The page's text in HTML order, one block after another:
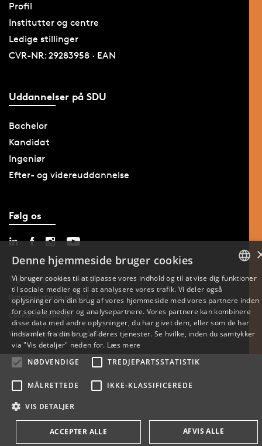
Profil
Institutter og centre
Ledige stillinger
CVR-NR: 29283958 · EAN
Uddannelser på SDU
Bachelor
Kandidat
Ingeniør
Efter- og videreuddannelse
Følg os
Tilgængelighedserklæring
Databeskyttelse på SDU
Cookie-indstillinger
Whistleblowerordning på SDU
ENGLISH
Denne hjemmeside bruger cookies
Vi bruger cookies til at tilpasse vores indhold og til at vise dig funktioner
til sociale medier og til at analysere vores trafik. Vi deler også
oplysninger om din brug af vores hjemmeside med vores partnere inden
for sociale medier og analysepartnere. Vores partnere kan kombinere
disse data med andre oplysninger, du har givet dem, eller som de har
indsamlet fra din brug af deres tjenester. Se hvilke, inden du samtykker
via "Vis detaljer" neden for. Læs mere
NØDVENDIGE
TREDJEPARTSSTATISTIK
MÅLRETTEDE IKKE-KLASSIFICEREDE
VIS DETALJER
ACCEPTER ALLE AFVIS ALLE